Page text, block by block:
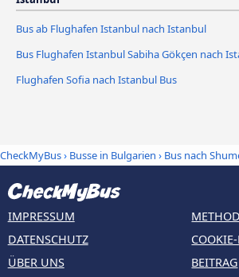
Bus ab Flughafen Istanbul nach Istanbul
Bus Flughafen Istanbul Sabiha Gökçen nach
Flughafen Sofia nach Istanbul Bus
CheckMyBus› Busse in Bulgarien › Bus nach
IMPRESSUM
DATENSCHUTZ
ÜBER UNS
BEITRAG